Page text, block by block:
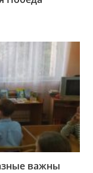
важны